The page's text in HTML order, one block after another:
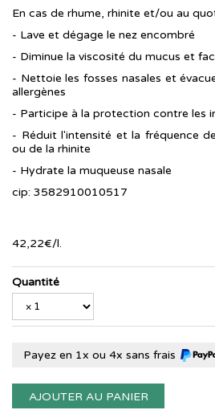
En cas de rhume, rhinite et/ou au
- Lave et dégage le nez encombré
- Diminue la viscosité du mucus et
- Nettoie les fosses nasales et
allergènes
- Participe à la protection contre les
- Réduit l'intensité et la fréquence
ou de la rhinite
- Hydrate la muqueuse nasale
cip: 3582910010517
42,22€/l.
Quantité
Payez en 1x ou 4x sans frais
AJOUTER AU PANIER